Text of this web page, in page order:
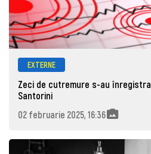
EXTERNE
Zeci de cutremure s-au
Santorini
02 februarie 2025, 16:36